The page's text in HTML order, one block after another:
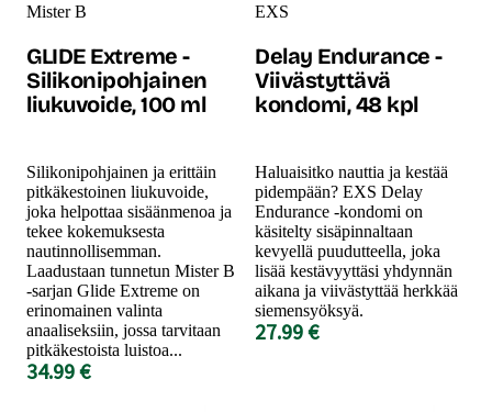
Mister B
GLIDE Extreme -
Silikonipohjainen
liukuvoide, 100 ml
Silikonipohjainen ja erittäin
pitkäkestoinen liukuvoide,
joka helpottaa sisäänmenoa ja
tekee kokemuksesta
nautinnollisemman.
Laadustaan tunnetun Mister B
-sarjan Glide Extreme on
erinomainen valinta
anaaliseksiin, jossa tarvitaan
pitkäkestoista luistoa...
34.99 €
EXS
Delay Endurance -
Viivästyttävä
kondomi, 48 kpl
Haluaisitko nauttia ja kestää
pidempään? EXS Delay
Endurance -kondomi on
käsitelty sisäpinnaltaan
kevyellä puudutteella, joka
lisää kestävyyttäsi yhdynnän
aikana ja viivästyttää herkkää
siemensyöksyä.
27.99 €